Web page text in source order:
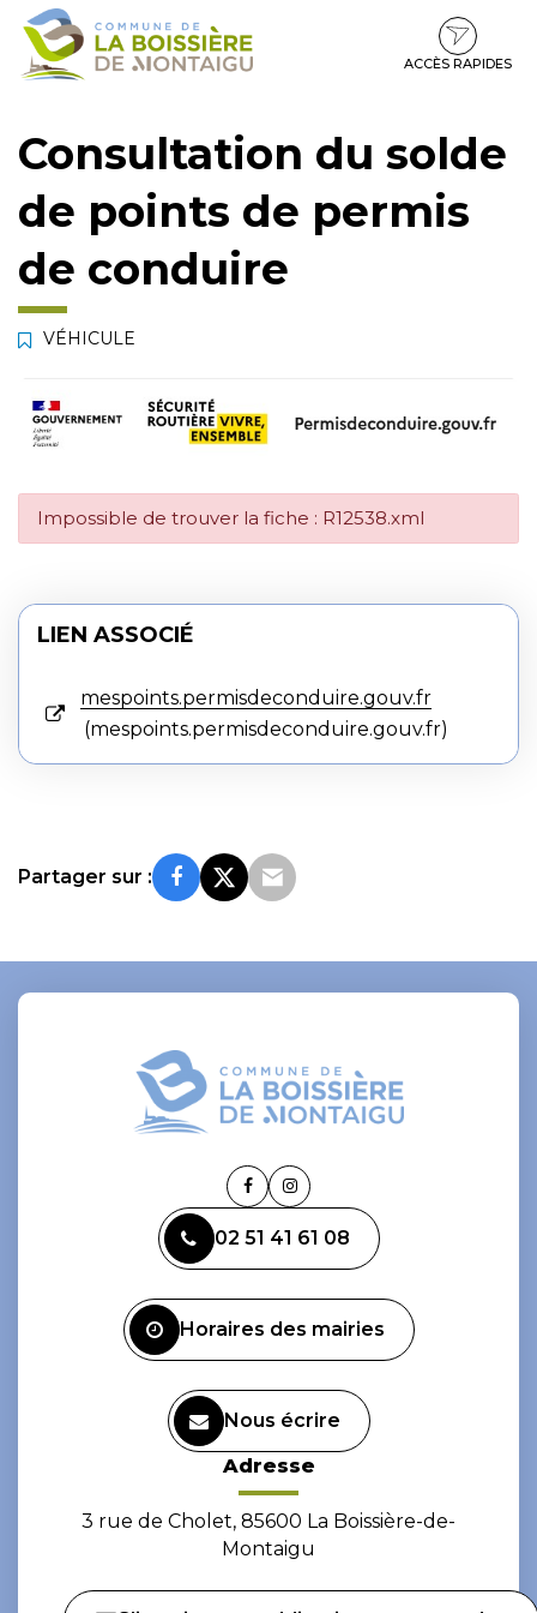
Gestion des traceurs
Aller
Aller
contenu
Aller
pied
ACCÈS RAPIDES
Consultation du solde
de points de permis
de conduire
VÉHICULE
Impossible de trouver la fiche : R12538.xml
LIEN ASSOCIÉ
mespoints.permisdeconduire.gouv.fr
mespoints.permisdeconduire.gouv.fr
Partager sur :
Lien
le
compte
Lien
le
compte
02 51 41 61 08
Horaires des mairies
Nous écrire
Adresse
3 rue de Cholet, 85600 La Boissière-de-
Montaigu